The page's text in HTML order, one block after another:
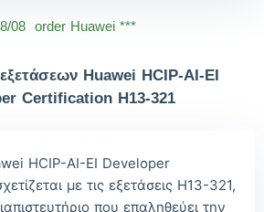
08 order Huawei ***
08 order Huawei ***
08 order Huawei ***
08 order Huawei ***
Huawei HCIP-AI-EI
Certification H13-321
HCIP-AI-EI Developer
με τις εξετάσεις H13-321,
που επαληθεύει την